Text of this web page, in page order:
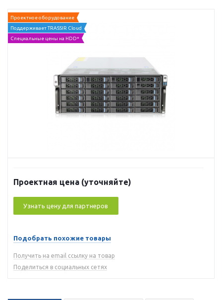
Проектное оборудование
Поддерживает TRASSIR Cloud
Специальные цены на HDD*
Проектная цена (уточняйте)
Узнать цену для партнеров
Подобрать похожие товары
Получить на email ссылку на товар
Поделиться в социальных сетях